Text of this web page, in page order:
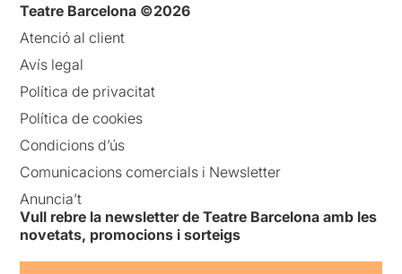
Teatre Barcelona ©2026
Atenció al client
Avís legal
Política de privacitat
Política de cookies
Condicions d’ús
Comunicacions comercials i Newsletter
Anuncia’t
Vull rebre la newsletter de Teatre Barcelona amb les
novetats, promocions i sorteigs